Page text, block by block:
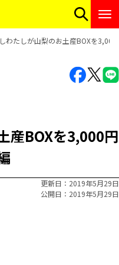
わたしが山梨のお土産BOXを
産BOXを3,000円
更新日
2019年5月29日
公開日
2019年5月29日